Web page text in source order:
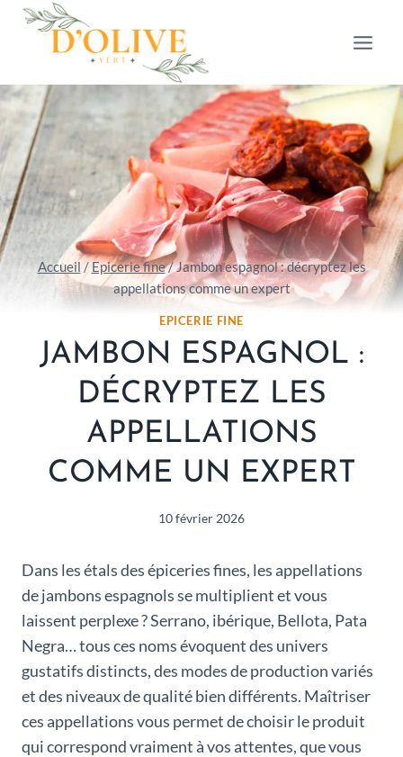
Aller
Accueil /Epicerie fine/Jambon espagnol : décryptez les
appellations comme un expert
EPICERIE FINE
JAMBON ESPAGNOL :
DÉCRYPTEZ LES
APPELLATIONS
COMME UN EXPERT
10 février 2026
Dans les étals des épiceries fines, les appellations
de jambons espagnols se multiplient et vous
laissent perplexe ? Serrano, ibérique, Bellota, Pata
Negra… tous ces noms évoquent des univers
gustatifs distincts, des modes de production variés
et des niveaux de qualité bien différents. Maîtriser
ces appellations vous permet de choisir le produit
qui correspond vraiment à vos attentes, que vous